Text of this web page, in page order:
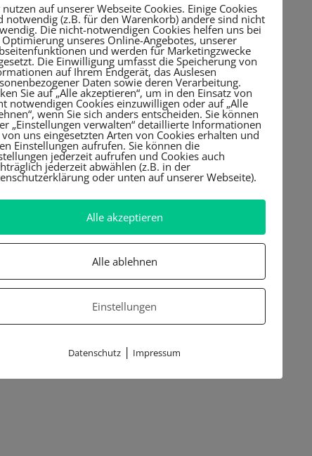
auf unserer Webseite Cookies. Einige Cookies
notwendig (z.B. für den Warenkorb) andere sind nicht
Die nicht-notwendigen Cookies helfen uns bei
unseres Online-Angebotes, unserer
und werden für Marketingzwecke
Die Einwilligung umfasst die Speicherung von
auf Ihrem Endgerät, das Auslesen
Daten sowie deren Verarbeitung.
Sie auf „Alle akzeptieren“, um in den Einsatz von
notwendigen Cookies einzuwilligen oder auf „Alle
wenn Sie sich anders entscheiden. Sie können
„Einstellungen verwalten“ detaillierte Informationen
uns eingesetzten Arten von Cookies erhalten und
Einstellungen aufrufen. Sie können die
jederzeit aufrufen und Cookies auch
jederzeit abwählen (z.B. in der
oder unten auf unserer Webseite).
Alle akzeptieren
Alle ablehnen
Einstellungen
Datenschutz | Impressum